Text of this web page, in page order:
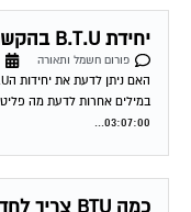
יחידת B.T.U בהקשר למכשירי חשמל
פורום חשמל ותאורה
03:07:00...
כמה BTU צריך לחדר מגורים חם בגודל 16 מ
פורום חשמל ותאורה